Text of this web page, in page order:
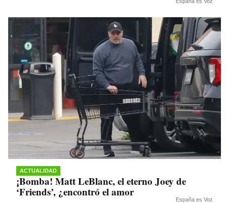
ACTUALIDAD
¡Bomba! Matt LeBlanc, el eterno Joey de
‘Friends’, ¿encontró el amor
España es Voz